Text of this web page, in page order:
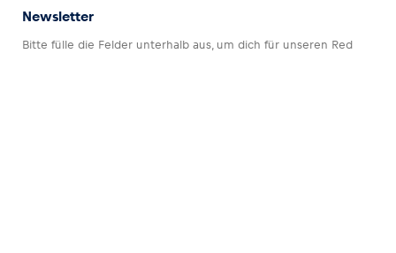
Newsletter
Bitte fülle die Felder unterhalb aus, um dich für unseren Red